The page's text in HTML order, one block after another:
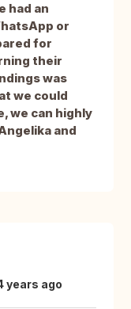
had an
or
for
their
was
we could
we can highly
and
years ago